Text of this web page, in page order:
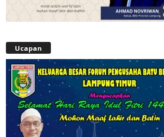
Ucapan